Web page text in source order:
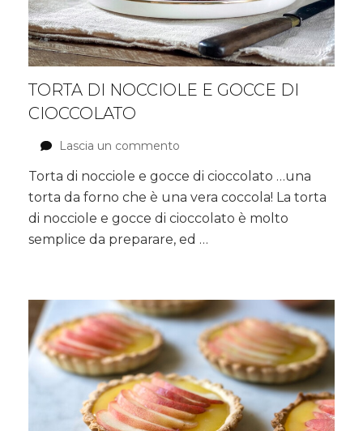
TORTA DI NOCCIOLE E GOCCE DI
CIOCCOLATO
Lascia un commento
di
nocciole
e
gocce
di
Torta di nocciole e gocce di cioccolato …una
torta da forno che è una vera coccola! La torta
di nocciole e gocce di cioccolato è molto
semplice da preparare, ed …